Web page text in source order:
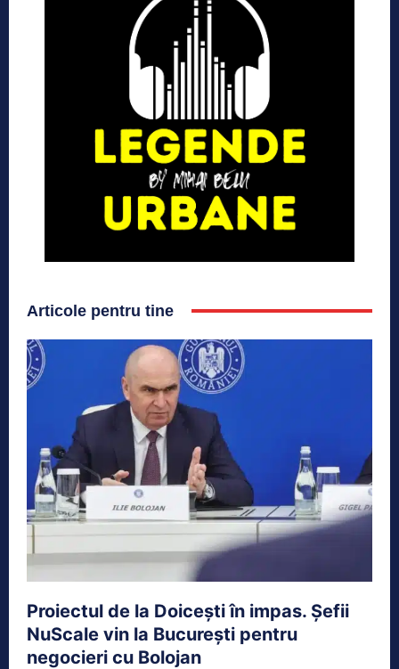
Articole pentru tine
Proiectul de la Doicești în impas. Șefii
NuScale vin la București pentru
negocieri cu Bolojan